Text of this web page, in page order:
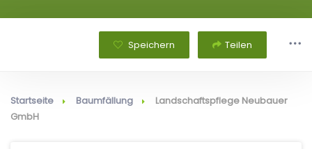
Speichern Teilen
Startseite Baumfällung
Landschaftspflege Neubauer
GmbH